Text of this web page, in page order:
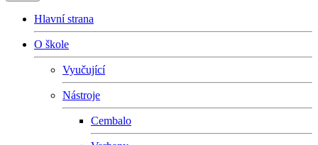
Hlavní strana
O škole
Vyučující
Nástroje
Cembalo